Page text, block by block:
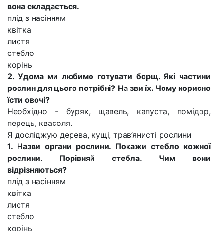
вона складається.
плід з насінням
квітка
листя
стебло
корінь
2. Удома ми любимо готувати борщ. Які частини
рослин для цього потрібні? На зви їх. Чому корисно
їсти овочі?
Необхідно - буряк, щавель, капуста, помідор,
перець, квасоля.
Я досліджую дерева, кущі, трав’янисті рослини
1. Назви органи рослини. Покажи стебло кожної
рослини. Порівняй стебла. Чим вони
відрізняються?
плід з насінням
квітка
листя
стебло
корінь